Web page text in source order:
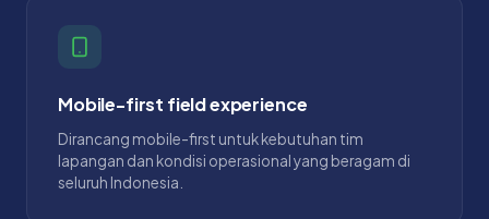
Mobile-first field experience
Dirancang mobile-first untuk kebutuhan tim
lapangan dan kondisi operasional yang beragam di
seluruh Indonesia.